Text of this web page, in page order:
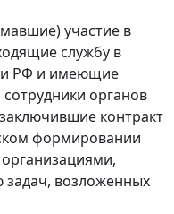
участие в
службу в
РФ и имеющие
органов
контракт
формировании
возложенных